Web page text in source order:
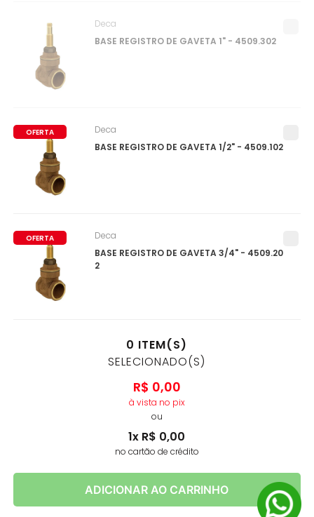
BASE REGISTRO DE GAVETA 1" - 4509.302
Deca
OFERTA
BASE REGISTRO DE GAVETA 1/2" - 4509.102
Deca
OFERTA
BASE REGISTRO DE GAVETA 3/4" - 4509.20
2
Deca
0 ITEM(S)
SELECIONADO(S)
R$ 0,00
à vista no pix
ou
1x R$ 0,00
no cartão de crédito
ADICIONAR AO CARRINHO